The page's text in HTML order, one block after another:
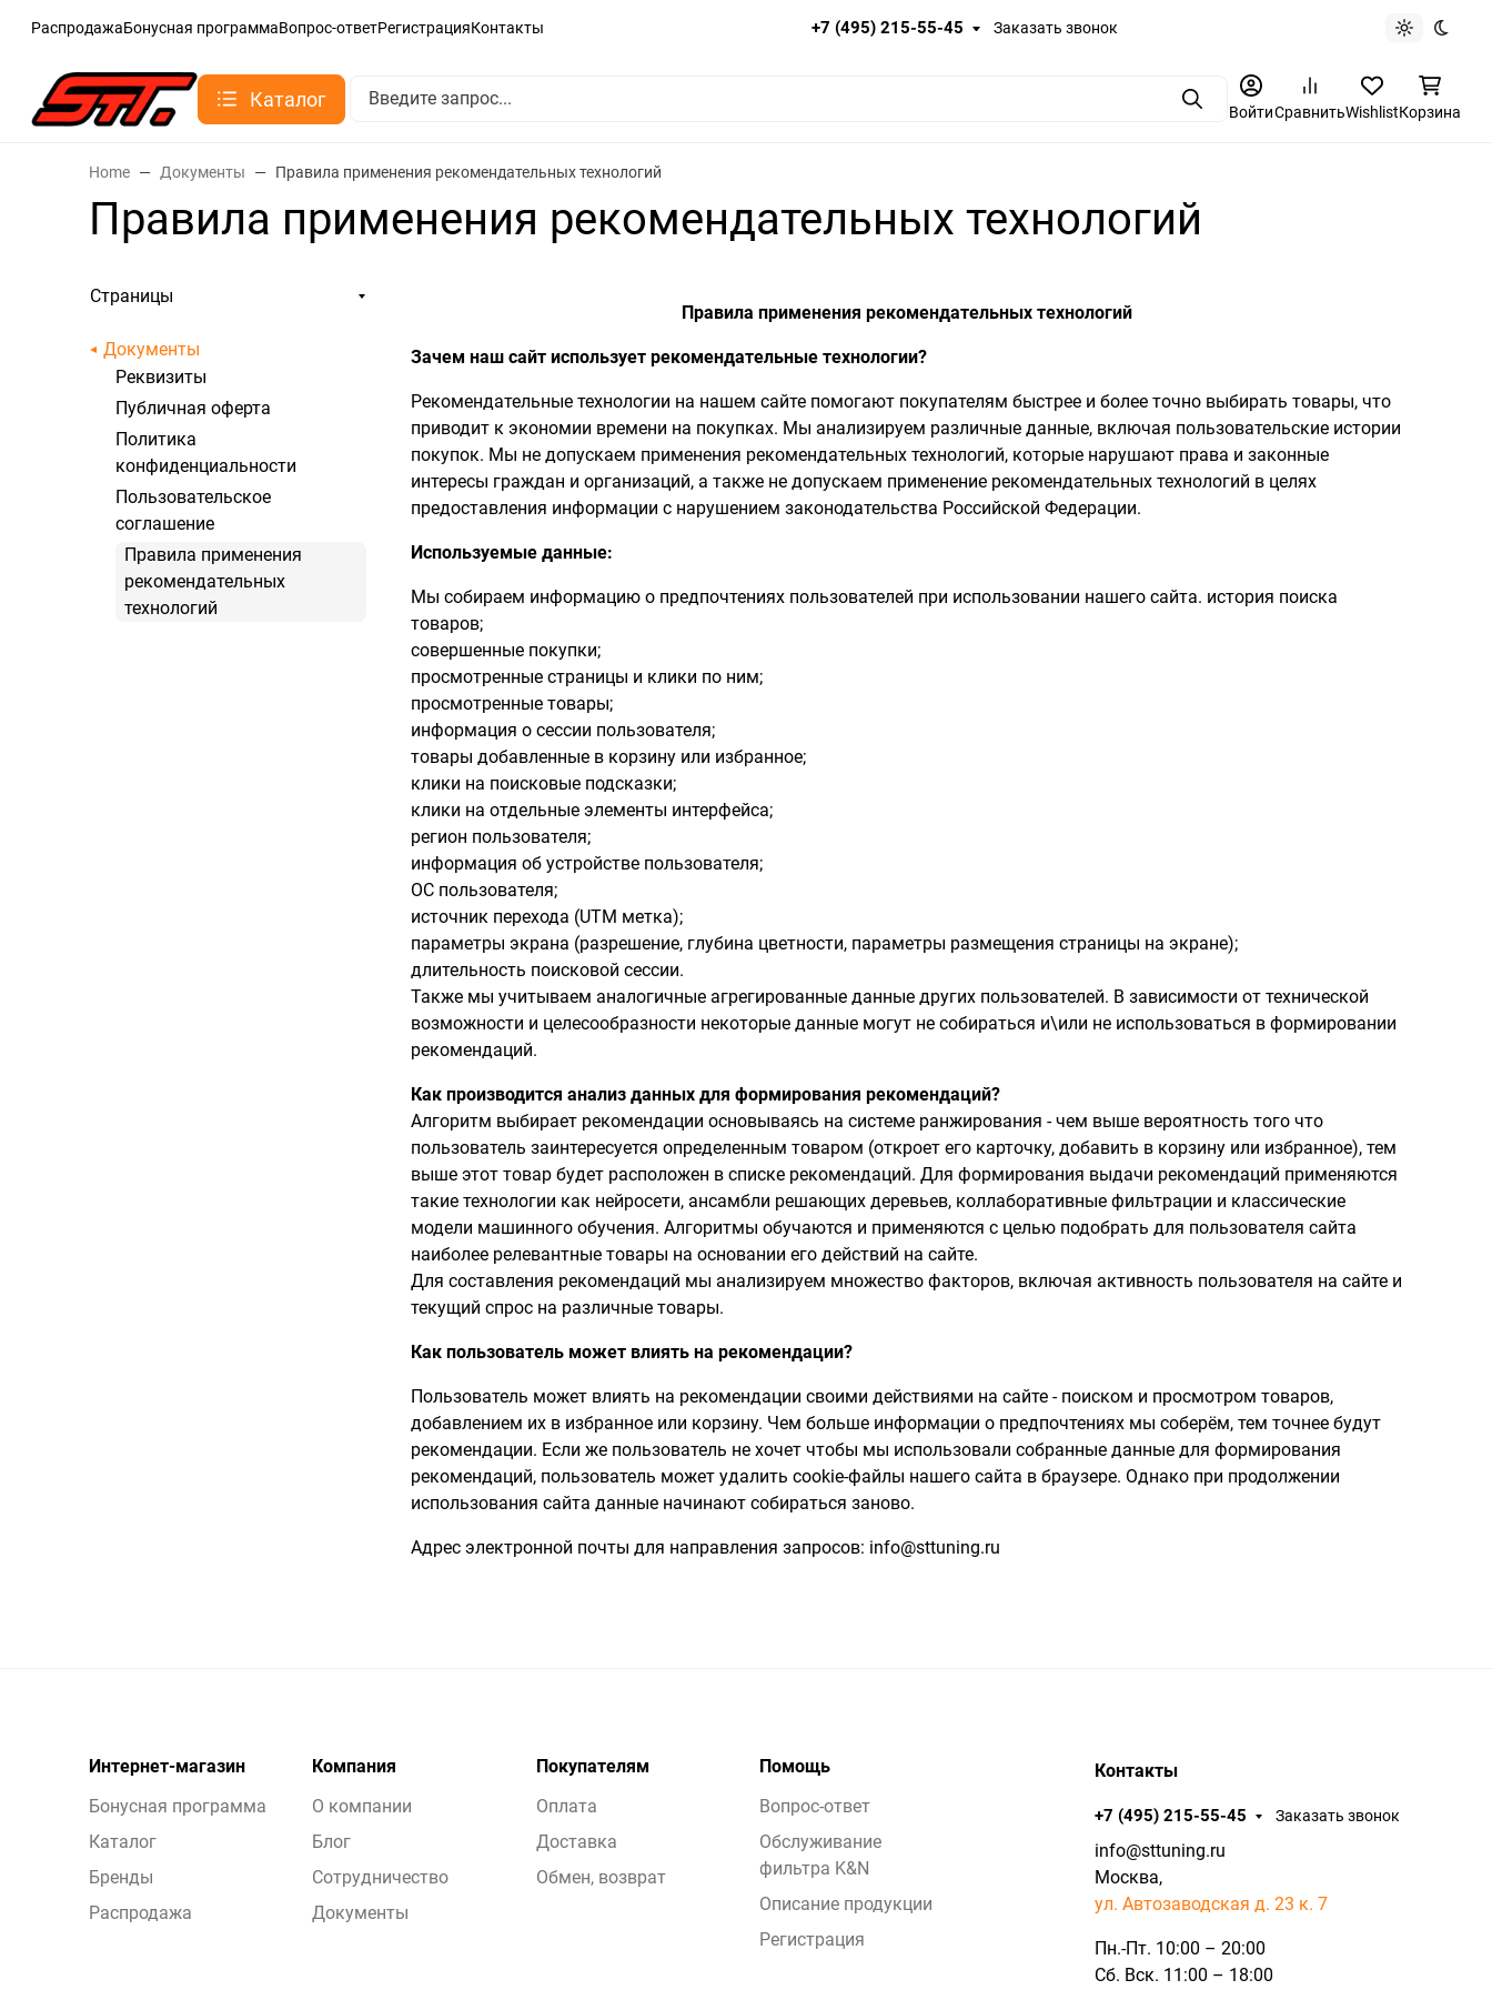
РаспродажаБонусная программаВопрос-ответРегистрацияКонтакты +7 (495) 215-55-45 Заказать звонок
Light theme
Dark
Каталог ПоискВойтиСравнитьWishlistКорзина
Home Документы Правила применения рекомендательных технологий
Правила применения рекомендательных технологий
Страницы
Документы
Реквизиты
Публичная оферта
Политика
конфиденциальности
Пользовательское
соглашение
Правила применения
рекомендательных
технологий
Правила применения рекомендательных технологий
Зачем наш сайт использует рекомендательные технологии?
Рекомендательные технологии на нашем сайте помогают покупателям быстрее и более точно выбирать товары, что
приводит к экономии времени на покупках. Мы анализируем различные данные, включая пользовательские истории
покупок. Мы не допускаем применения рекомендательных технологий, которые нарушают права и законные
интересы граждан и организаций, а также не допускаем применение рекомендательных технологий в целях
предоставления информации с нарушением законодательства Российской Федерации.
Используемые данные:
Мы собираем информацию о предпочтениях пользователей при использовании нашего сайта. история поиска
товаров;
совершенные покупки;
просмотренные страницы и клики по ним;
просмотренные товары;
информация о сессии пользователя;
товары добавленные в корзину или избранное;
клики на поисковые подсказки;
клики на отдельные элементы интерфейса;
регион пользователя;
информация об устройстве пользователя;
ОС пользователя;
источник перехода (UTM метка);
параметры экрана (разрешение, глубина цветности, параметры размещения страницы на экране);
длительность поисковой сессии.
Также мы учитываем аналогичные агрегированные данные других пользователей. В зависимости от технической
возможности и целесообразности некоторые данные могут не собираться и\или не использоваться в формировании
рекомендаций.
Как производится анализ данных для формирования рекомендаций?
Алгоритм выбирает рекомендации основываясь на системе ранжирования - чем выше вероятность того что
пользователь заинтересуется определенным товаром (откроет его карточку, добавить в корзину или избранное), тем
выше этот товар будет расположен в списке рекомендаций. Для формирования выдачи рекомендаций применяются
такие технологии как нейросети, ансамбли решающих деревьев, коллаборативные фильтрации и классические
модели машинного обучения. Алгоритмы обучаются и применяются с целью подобрать для пользователя сайта
наиболее релевантные товары на основании его действий на сайте.
Для составления рекомендаций мы анализируем множество факторов, включая активность пользователя на сайте и
текущий спрос на различные товары.
Как пользователь может влиять на рекомендации?
Пользователь может влиять на рекомендации своими действиями на сайте - поиском и просмотром товаров,
добавлением их в избранное или корзину. Чем больше информации о предпочтениях мы соберём, тем точнее будут
рекомендации. Если же пользователь не хочет чтобы мы использовали собранные данные для формирования
рекомендаций, пользователь может удалить cookie-файлы нашего сайта в браузере. Однако при продолжении
использования сайта данные начинают собираться заново.
Адрес электронной почты для направления запросов: info@sttuning.ru
Интернет-магазин
Бонусная программа
Каталог
Бренды
Распродажа
Компания
О компании
Блог
Сотрудничество
Документы
Покупателям
Оплата
Доставка
Обмен, возврат
Помощь
Вопрос-ответ
Обслуживание
фильтра K&N
Описание продукции
Регистрация
Контакты
+7 (495) 215-55-45 Заказать звонок
info@sttuning.ru
Москва,
ул. Автозаводская д. 23 к. 7
Пн.-Пт. 10:00 – 20:00
Сб. Вск. 11:00 – 18:00